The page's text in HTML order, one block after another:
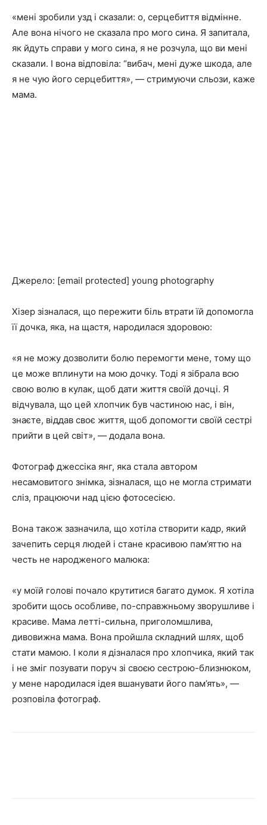
«мені зробили узд і сказали: о, серцебиття відмінне.
Але вона нічого не сказала про мого сина. Я запитала,
як йдуть справи у мого сина, я не розчула, що ви мені
сказали. І вона відповіла: “вибач, мені дуже шкода, але
я не чую його серцебиття», — стримуючи сльози, каже
мама.
Джерело: [email protected] young photography
Хізер зізналася, що пережити біль втрати їй допомогла
її дочка, яка, на щастя, народилася здоровою:
«я не можу дозволити болю перемогти мене, тому що
це може вплинути на мою дочку. Тоді я зібрала всю
свою волю в кулак, щоб дати життя своїй дочці. Я
відчувала, що цей хлопчик був частиною нас, і він,
знаєте, віддав своє життя, щоб допомогти своїй сестрі
прийти в цей світ», — додала вона.
Фотограф джессіка янг, яка стала автором
несамовитого знімка, зізналася, що не могла стримати
сліз, працюючи над цією фотосесією.
Вона також зазначила, що хотіла створити кадр, який
зачепить серця людей і стане красивою пам’яттю на
честь не народженого малюка:
«у моїй голові почало крутитися багато думок. Я хотіла
зробити щось особливе, по-справжньому зворушливе і
красиве. Мама летті-сильна, приголомшлива,
дивовижна мама. Вона пройшла складний шлях, щоб
стати мамою. І коли я дізналася про хлопчика, який так
і не зміг позувати поруч зі своєю сестрою-близнюком,
у мене народилася ідея вшанувати його пам’ять», —
розповіла фотограф.